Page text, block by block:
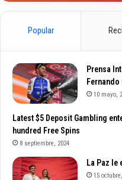
Popular
Prensa
10 mayo,
Latest $5 Deposit Gambling
hundred Free Spins
8 septiembre, 2024
La Paz le
15